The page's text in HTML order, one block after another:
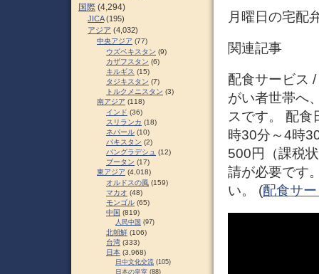
月曜日の宅配
関連記事
配食サービス
がい者世帯へ
スです。 配食
時30分～4時
500円（課税
請が必要です
い。 (配食サ
国際 (4,294)
JICA(195)
アジア (4,032)
中央アジア (77)
ウズベキスタン (9)
カザフスタン (6)
キルギス (15)
タジキスタン (7)
トルクメニスタン (3)
南アジア (118)
インド (36)
スリランカ (18)
ネパール (10)
パキスタン (2)
バングラデシュ (12)
ブータン (17)
東アジア (4,018)
オルドスの風 (159)
マカオ (48)
モンゴル (65)
中国 (819)
人民中国 (97)
北朝鮮 (106)
台湾 (333)
日本 (3,968)
日中文化交流 (105)
日本の皇室 (88)